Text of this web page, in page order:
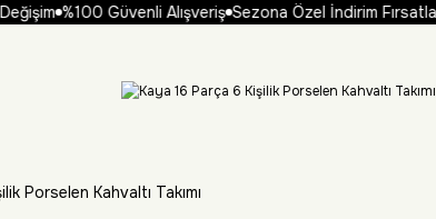
%100 Güvenli Alışveriş Sezona Özel İndirim Fırsatları
Porselen Kahvaltı Takımı